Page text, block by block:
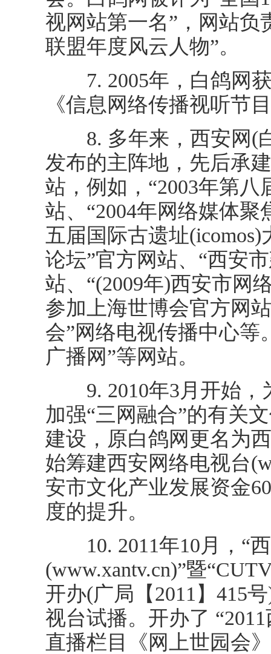
视网站第一名”，网站负
联盟年度风云人物”。
7. 2005年，白鸽网获
《信息网络传播视听节
8. 多年来，西安网(
发布的主阵地，先后承
站，例如，“2003年第
站、“2004年网络媒体聚
五届国际古遗址
论坛”官方网站、“西安
站、“(2009年)西安市网
参加上海世博会官方网
会”网络电视传播中心等
广播网”等网站。
9. 2010年3月开始，
加强“三网融合”的有关
建设，原白鸽网更名为
始筹建西安网络电视台
安市文化产业发展资金
度的提升。
10. 2011年10月，“
(www.xantv.cn)”暨
开办(广局【2011】415
视台试播。开办了
直播栏目《网上世园会